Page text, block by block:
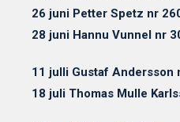
26 juni Petter Spetz nr
28 juni Hannu Vunnel nr
11 julli Gustaf Andersson
18 juli Thomas Mulle